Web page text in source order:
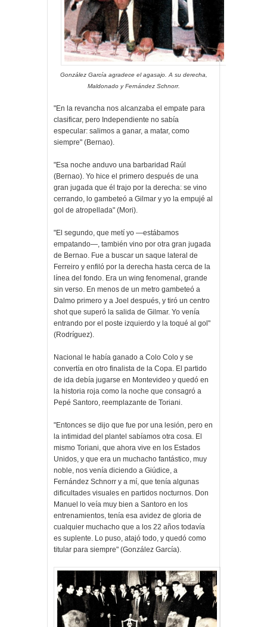
González García agradece el agasajo. A su derecha,
Maldonado y Fernández Schnorr.
"En la revancha nos alcanzaba el empate para
clasificar, pero Independiente no sabía
especular: salimos a ganar, a matar, como
siempre" (Bernao).
"Esa noche anduvo una barbaridad Raúl
(Bernao). Yo hice el primero después de una
gran jugada que él trajo por la derecha: se vino
cerrando, lo gambeteó a Gilmar y yo la empujé al
gol de atropellada" (Mori).
"El segundo, que metí yo —estábamos
empatando—, también vino por otra gran jugada
de Bernao. Fue a buscar un saque lateral de
Ferreiro y enfiló por la derecha hasta cerca de la
línea del fondo. Era un wing fenomenal, grande
sin verso. En menos de un metro gambeteó a
Dalmo primero y a Joel después, y tiró un centro
shot que superó la salida de Gilmar. Yo venía
entrando por el poste izquierdo y la toqué al gol"
(Rodríguez).
Nacional le había ganado a Colo Colo y se
convertía en otro finalista de la Copa. El partido
de ida debía jugarse en Montevideo y quedó en
la historia roja como la noche que consagró a
Pepé Santoro, reemplazante de Toriani.
"Entonces se dijo que fue por una lesión, pero en
la intimidad del plantel sabíamos otra cosa. El
mismo Toriani, que ahora vive en los Estados
Unidos, y que era un muchacho fantástico, muy
noble, nos venía diciendo a Giúdice, a
Fernández Schnorr y a mí, que tenía algunas
dificultades visuales en partidos nocturnos. Don
Manuel lo veía muy bien a Santoro en los
entrenamientos, tenía esa avidez de gloria de
cualquier muchacho que a los 22 años todavía
es suplente. Lo puso, atajó todo, y quedó como
titular para siempre" (González García).